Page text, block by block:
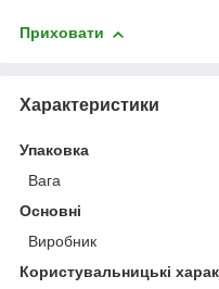
Приховати
Характеристики
Упаковка
Вага
Основні
Виробник
Користувальницькі